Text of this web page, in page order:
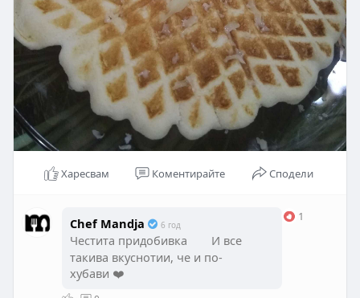
Харесвам Коментирайте Сподели
Chef Mandja 6 год
Честита придобивка
И все
такива вкуснотии, че и по-
хубави ❤️
1